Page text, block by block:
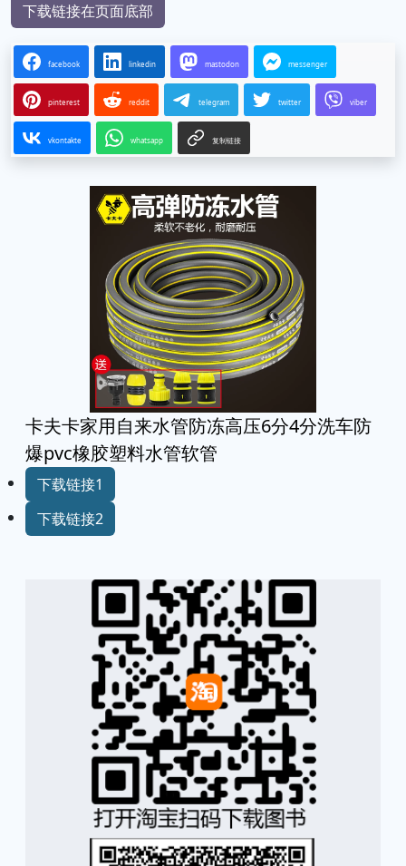
下载链接在页面底部
facebook linkedin mastodon messenger
pinterest reddit telegram twitter viber
vkontakte whatsapp 复制链接
卡夫卡家用自来水管防冻高压6分4分洗车防
爆pvc橡胶塑料水管软管
下载链接1
下载链接2